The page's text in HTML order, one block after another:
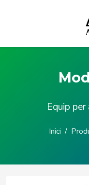
Equip per
Inici